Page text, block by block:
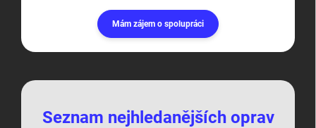
Mám zájem o spolupráci
Seznam nejhledanějších oprav